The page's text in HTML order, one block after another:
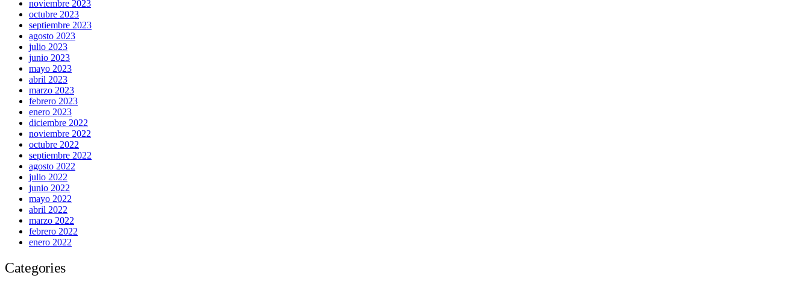
noviembre 2023
octubre 2023
septiembre 2023
agosto 2023
julio 2023
junio 2023
mayo 2023
abril 2023
marzo 2023
febrero 2023
enero 2023
diciembre 2022
noviembre 2022
octubre 2022
septiembre 2022
agosto 2022
julio 2022
junio 2022
mayo 2022
abril 2022
marzo 2022
febrero 2022
enero 2022
Categories